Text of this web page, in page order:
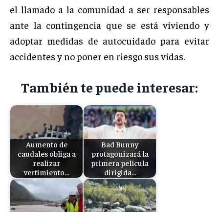
el llamado a la comunidad a ser responsables
ante la contingencia que se está viviendo y
adoptar medidas de autocuidado para evitar
accidentes y no poner en riesgo sus vidas.
También te puede interesar:
Aumento de
caudales obliga a
realizar
vertimiento…
Bad Bunny
protagonizará la
primera película
dirigida…